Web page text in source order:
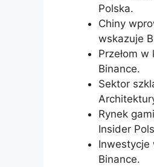
Polska.
Chiny
wskazuje
Przełom
Binance.
Sektor
Rynek
Insider
Inwestycje
Binance.